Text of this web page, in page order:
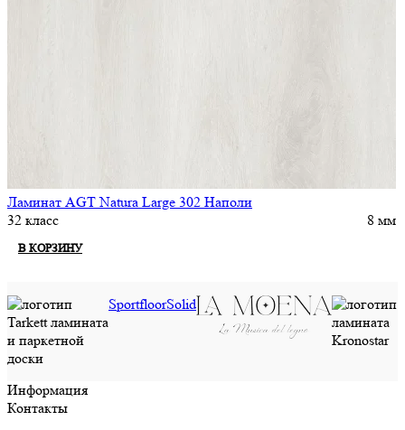
Ламинат AGT Natura Large 302 Наполи
32 класс
8 мм
В КОРЗИНУ
SportfloorSolid
Информация
Контакты